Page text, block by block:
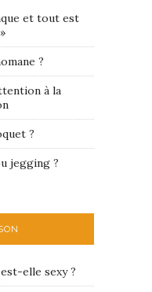
et tout est
?
à la
?
jegging ?
elle sexy ?